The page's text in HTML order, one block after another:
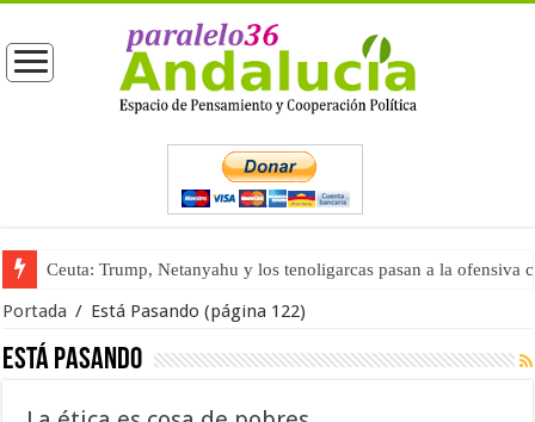
Ceuta: Trump, Netanyahu y los tenoligarcas pasan a la ofensiva
La masificación turística (tercera parte)
Portada / Está Pasando (página 122)
Está Pasando